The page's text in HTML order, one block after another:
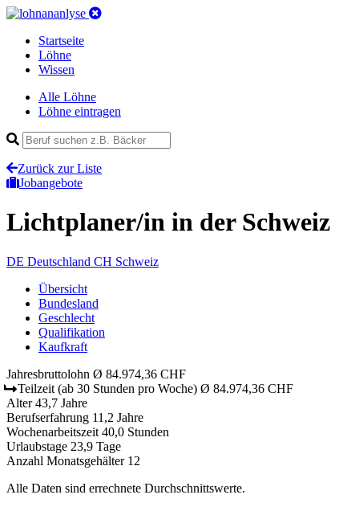
Startseite
Löhne
Wissen
Alle Löhne
Löhne eintragen
Zurück zur Liste
Jobangebote
Lichtplaner/in in der Schweiz
DE Deutschland CH Schweiz
Übersicht
Bundesland
Geschlecht
Qualifikation
Kaufkraft
Jahresbruttolohn Ø 84.974,36 CHF
Teilzeit (ab 30 Stunden pro Woche) Ø 84.974,36 CHF
Alter 43,7 Jahre
Berufserfahrung 11,2 Jahre
Wochenarbeitszeit 40,0 Stunden
Urlaubstage 23,9 Tage
Anzahl Monatsgehälter 12
Alle Daten sind errechnete Durchschnittswerte.